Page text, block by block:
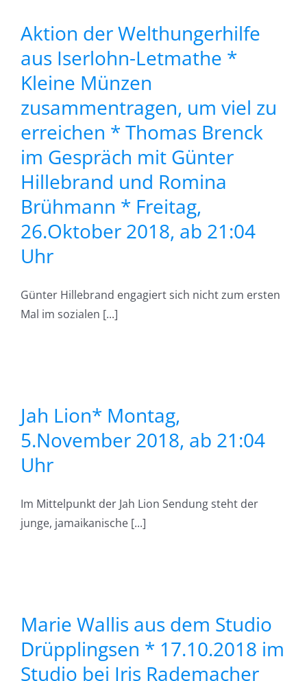
Aktion der Welthungerhilfe
aus Iserlohn-Letmathe *
Kleine Münzen
zusammentragen, um viel zu
erreichen * Thomas Brenck
im Gespräch mit Günter
Hillebrand und Romina
Brühmann * Freitag,
26.Oktober 2018, ab 21:04
Uhr
Günter Hillebrand engagiert sich nicht zum ersten
Mal im sozialen [...]
Jah Lion* Montag,
5.November 2018, ab 21:04
Uhr
Im Mittelpunkt der Jah Lion Sendung steht der
junge, jamaikanische [...]
Marie Wallis aus dem Studio
Drüpplingsen * 17.10.2018 im
Studio bei Iris Rademacher